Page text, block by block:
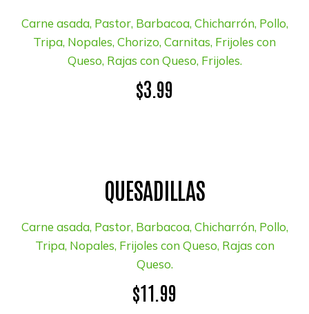
Carne asada, Pastor, Barbacoa, Chicharrón, Pollo,
Tripa, Nopales, Chorizo, Carnitas, Frijoles con
Queso, Rajas con Queso, Frijoles.
$3.99
QUESADILLAS
Carne asada, Pastor, Barbacoa, Chicharrón, Pollo,
Tripa, Nopales, Frijoles con Queso, Rajas con
Queso.
$11.99